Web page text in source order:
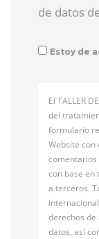
de datos
Estoy de
El TALLER
del
formulario
Website con
comentarios
con base en
a terceros.
derechos de
datos, así